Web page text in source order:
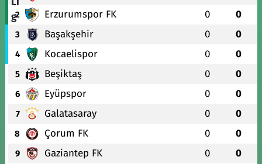
2 Erzurumspor FK 0 0
3 Başakşehir 0 0
4 Kocaelispor 0 0
5 Beşiktaş 0 0
6 Eyüpspor 0 0
7 Galatasaray 0 0
8 Çorum FK 0 0
9 Gaziantep FK 0 0